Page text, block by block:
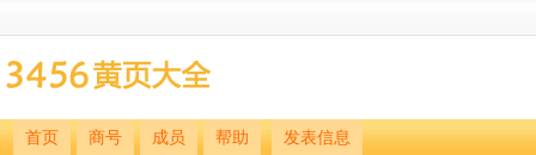
首页 商号 成员 帮助 发表信息